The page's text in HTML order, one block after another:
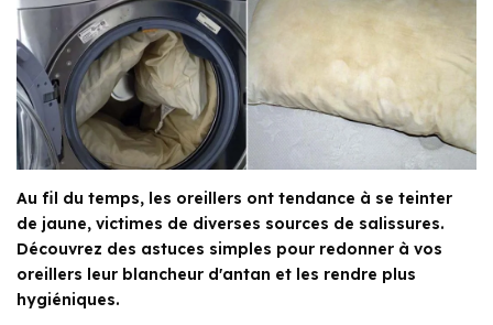
Au fil du temps, les oreillers ont tendance à se teinter
de jaune, victimes de diverses sources de salissures.
Découvrez des astuces simples pour redonner à vos
oreillers leur blancheur d'antan et les rendre plus
hygiéniques.